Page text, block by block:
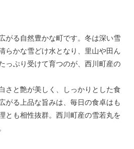
がる自然豊かな町です。冬は深い雪
らかな雪どけ水となり、里山や田ん
っぷり受けて育つのが、西川町産の
さと艶が美しく、しっかりとした食
がる上品な旨みは、毎日の食卓はも
とも相性抜群。西川町産の雪若丸を